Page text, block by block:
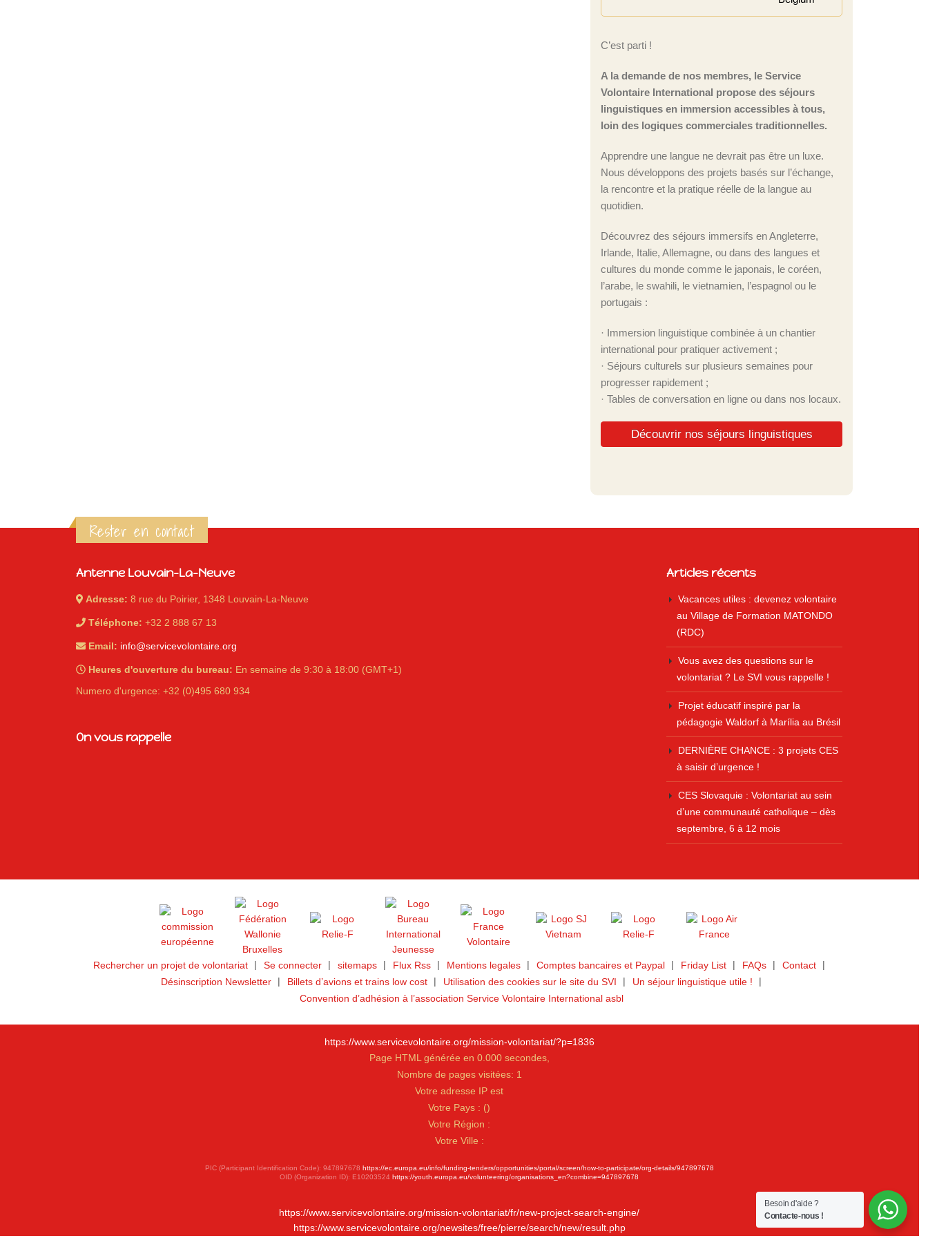
C’est parti !
A la demande de nos membres, le Service
Volontaire International propose des séjours
linguistiques en immersion accessibles à tous,
loin des logiques commerciales traditionnelles.
Apprendre une langue ne devrait pas être un luxe.
Nous développons des projets basés sur l’échange,
la rencontre et la pratique réelle de la langue au
quotidien.
Découvrez des séjours immersifs en Angleterre,
Irlande, Italie, Allemagne, ou dans des langues et
cultures du monde comme le japonais, le coréen,
l’arabe, le swahili, le vietnamien, l’espagnol ou le
portugais :
· Immersion linguistique combinée à un chantier
international pour pratiquer activement ;
· Séjours culturels sur plusieurs semaines pour
progresser rapidement ;
· Tables de conversation en ligne ou dans nos locaux.
Découvrir nos séjours linguistiques
Rester en contact
Antenne Louvain-La-Neuve
Adresse: 8 rue du Poirier, 1348 Louvain-La-Neuve
Téléphone: +32 2 888 67 13
Email: info@servicevolontaire.org
Heures d'ouverture du bureau: En semaine de 9:30 à 18:00 (GMT+1)
Numero d'urgence: +32 (0)495 680 934
On vous rappelle
Articles récents
Vacances utiles : devenez volontaire
au Village de Formation MATONDO
(RDC)
Vous avez des questions sur le
volontariat ? Le SVI vous rappelle !
Projet éducatif inspiré par la
pédagogie Waldorf à Marília au Brésil
DERNIÈRE CHANCE : 3 projets CES
à saisir d’urgence !
CES Slovaquie : Volontariat au sein
d’une communauté catholique – dès
septembre, 6 à 12 mois
Rechercher un projet de volontariat Se connecter sitemaps Flux Rss Mentions legales Comptes bancaires et Paypal Friday List FAQs
Contact
Désinscription Newsletter
Billets d’avions et trains low cost Utilisation des cookies sur le site du SVI
Un séjour linguistique utile !
Convention d’adhésion à l’association Service Volontaire International asbl
https://www.servicevolontaire.org/mission-volontariat/?p=1836
Page HTML générée en 0.000 secondes,
Nombre de pages visitées: 1
Votre adresse IP est
Votre Pays : ()
Votre Région :
Votre Ville :
PIC (Participant Identification Code): 947897678 https://ec.europa.eu/info/funding-tenders/opportunities/portal/screen/how-to-participate/org-details/947897678
OID (Organization ID): E10203524https://youth.europa.eu/volunteering/organisations_en?combine=947897678
https://www.servicevolontaire.org/mission-volontariat/fr/new-project-search-engine/
https://www.servicevolontaire.org/newsites/free/pierre/search/new/result.php
Besoin d'aide ?
Contacte-nous !